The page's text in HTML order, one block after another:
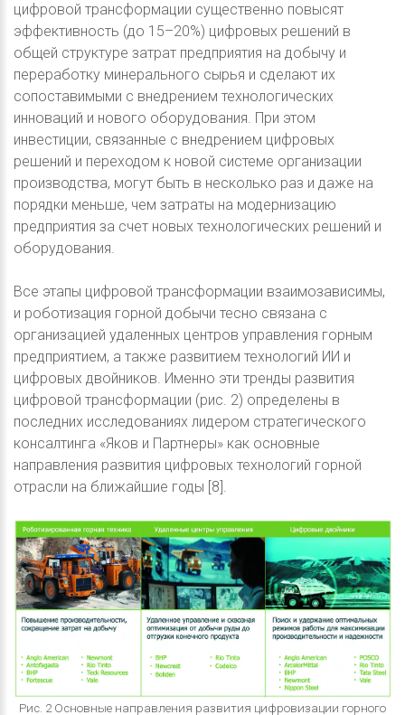
цифровой трансформации существенно повысят
эффективность (до 15–20%) цифровых решений в
общей структуре затрат предприятия на добычу и
переработку минерального сырья и сделают их
сопоставимыми с внедрением технологических
инноваций и нового оборудования. При этом
инвестиции, связанные с внедрением цифровых
решений и переходом к новой системе организации
производства, могут быть в несколько раз и даже на
порядки меньше, чем затраты на модернизацию
предприятия за счет новых технологических решений и
оборудования.
Все этапы цифровой трансформации взаимозависимы,
и роботизация горной добычи тесно связана с
организацией удаленных центров управления горным
предприятием, а также развитием технологий ИИ и
цифровых двойников. Именно эти тренды развития
цифровой трансформации (рис. 2) определены в
последних исследованиях лидером стратегического
консалтинга «Яков и Партнеры» как основные
направления развития цифровых технологий горной
отрасли на ближайшие годы [8].
Рис. 2 Основные направления развития цифровизации горного